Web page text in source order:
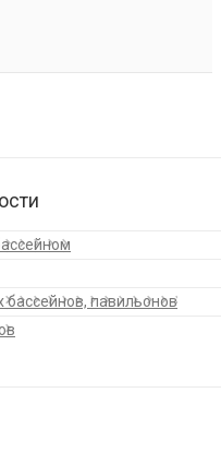
бассейнов, павильонов